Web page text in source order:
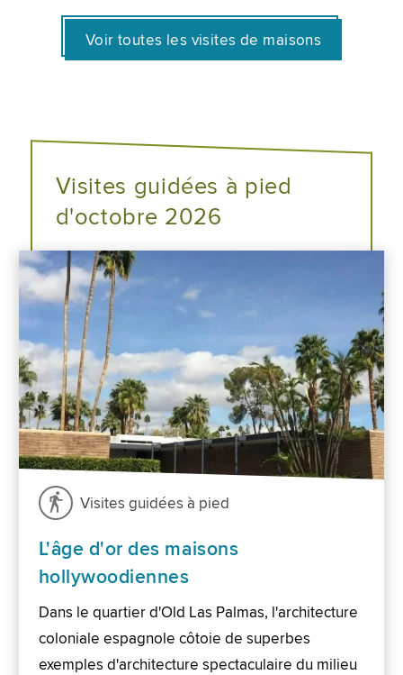
Voir toutes les visites de maisons
Visites guidées à pied
d'octobre 2026
Visites guidées à pied
L'âge d'or des maisons
hollywoodiennes
Dans le quartier d'Old Las Palmas, l'architecture
coloniale espagnole côtoie de superbes
exemples d'architecture spectaculaire du milieu